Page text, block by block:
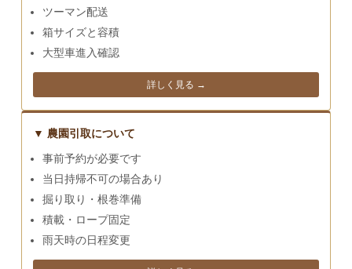
ツーマン配送
箱サイズと容積
大型車進入確認
詳しく見る →
▼ 農園引取について
事前予約が必要です
当日持帰不可の場合あり
掘り取り・根巻準備
積載・ロープ固定
雨天時の日程変更